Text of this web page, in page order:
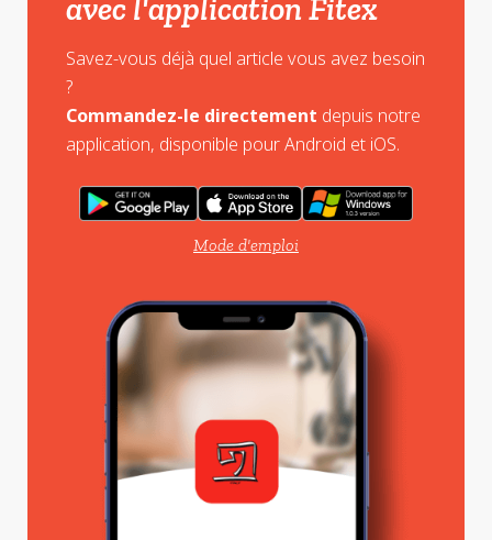
avec l'application Fitex
Savez-vous déjà quel article vous avez besoin
?
Commandez-le directement depuis notre
application, disponible pour Android et iOS.
Mode d'emploi